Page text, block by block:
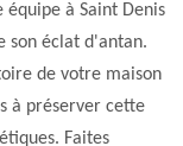
équipe à Saint Denis
son éclat d'antan.
de votre maison
à préserver cette
Faites